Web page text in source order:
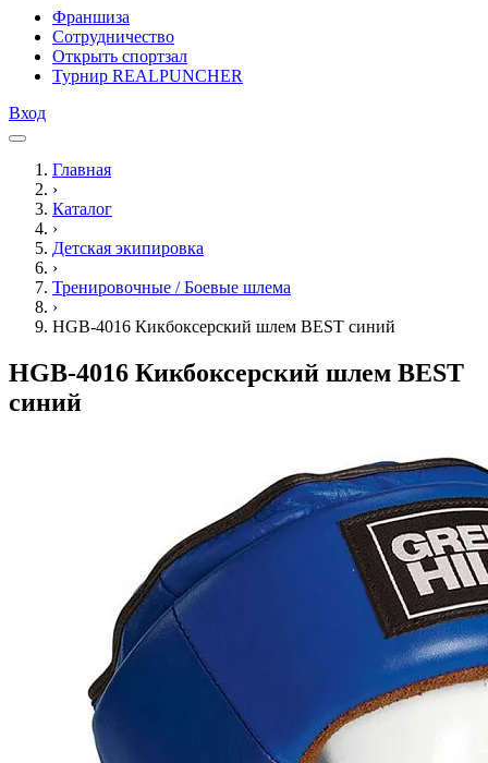
Франшиза
Сотрудничество
Открыть спортзал
Турнир REALPUNCHER
Вход
Главная
›
Каталог
›
Детская экипировка
›
Тренировочные / Боевые шлема
›
HGB-4016 Кикбоксерский шлем BEST синий
HGB-4016 Кикбоксерский шлем BEST
синий